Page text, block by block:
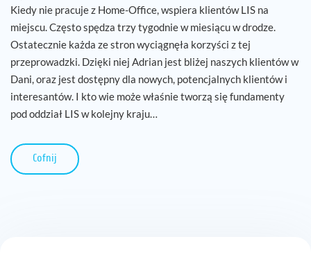
Kiedy nie pracuje z Home-Office, wspiera klientów LIS na
miejscu. Często spędza trzy tygodnie w miesiącu w drodze.
Ostatecznie każda ze stron wyciągnęła korzyści z tej
przeprowadzki. Dzięki niej Adrian jest bliżej naszych klientów w
Dani, oraz jest dostępny dla nowych, potencjalnych klientów i
interesantów. I kto wie może właśnie tworzą się fundamenty
pod oddział LIS w kolejny kraju…
Cofnij